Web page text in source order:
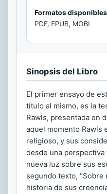
Formatos
PDF, EPUB, MOBI
Sinopsis del Libro
El primer ensayo de
título al mismo, es la
Rawls, presentada en
aquel momento Rawls
religioso, y sus
desde una
nueva luz sobre sus
segundo texto,
historia de sus